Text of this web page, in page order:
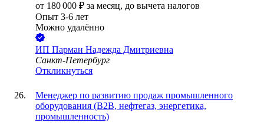
от 180 000 ₽ за месяц, до вычета налогов
Опыт 3-6 лет
Можно удалённо
ИП Парман Надежда Дмитриевна
Санкт-Петербург
Откликнуться
Менеджер по развитию продаж промышленного
оборудования (B2B, нефтегаз, энергетика,
промышленность)